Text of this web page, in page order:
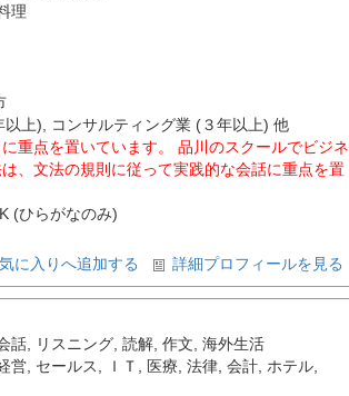
理
上), コンサルティング業 (３年以上) 他
重点を置いています。 品川のスクールでビジネ
、文法の規則に従って実践的な会話に重点を置
(ひらがなのみ)
に入りへ追加する 詳細プロフィールを見る
話, リスニング, 読解, 作文 海外生活
営, セールス ＩＴ 医療 法律, 会計, ホテル,